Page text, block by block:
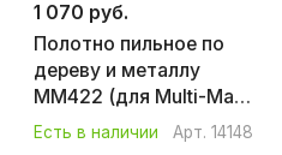
1 070 руб.
Полотно пильное по
дереву и металлу
MM422 (для Multi-Max)
DREMEL 2615M422JA
Есть в наличии Арт. 14148